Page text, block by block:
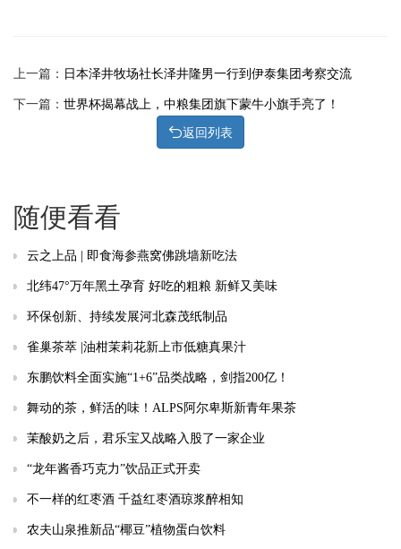
上一篇： 日本泽井牧场社长泽井隆男一行到伊泰集团考察交流
下一篇： 世界杯揭幕战上，中粮集团旗下蒙牛小旗手亮了！
返回列表
随便看看
云之上品 | 即食海参燕窝佛跳墙新吃法
北纬47°万年黑土孕育 好吃的粗粮 新鲜又美味
环保创新、持续发展河北森茂纸制品
雀巢茶萃 |油柑茉莉花新上市低糖真果汁
东鹏饮料全面实施“1+6”品类战略，剑指200亿！
舞动的茶，鲜活的味！ALPS阿尔卑斯新青年果茶
茉酸奶之后，君乐宝又战略入股了一家企业
“龙年酱香巧克力”饮品正式开卖
不一样的红枣酒 千益红枣酒琼浆醉相知
农夫山泉推新品“椰豆”植物蛋白饮料